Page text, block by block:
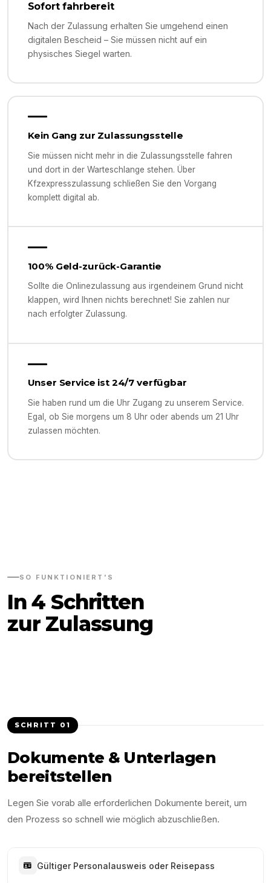
Sofort fahrbereit
Nach der Zulassung erhalten Sie umgehend einen
digitalen Bescheid – Sie müssen nicht auf ein
physisches Siegel warten.
Kein Gang zur Zulassungsstelle
Sie müssen nicht mehr in die Zulassungsstelle fahren
und dort in der Warteschlange stehen. Über
Kfzexpresszulassung schließen Sie den Vorgang
komplett digital ab.
100% Geld-zurück-Garantie
Sollte die Onlinezulassung aus irgendeinem Grund nicht
klappen, wird Ihnen nichts berechnet! Sie zahlen nur
nach erfolgter Zulassung.
Unser Service ist 24/7 verfügbar
Sie haben rund um die Uhr Zugang zu unserem Service.
Egal, ob Sie morgens um 8 Uhr oder abends um 21 Uhr
zulassen möchten.
SO FUNKTIONIERT'S
In 4 Schritten
zur Zulassung
SCHRITT 01
Dokumente & Unterlagen
bereitstellen
Legen Sie vorab alle erforderlichen Dokumente bereit, um
den Prozess so schnell wie möglich abzuschließen.
Gültiger Personalausweis oder Reisepass